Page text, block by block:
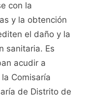
con la
y la obtención
el daño y la
sanitaria. Es
acudir a
Comisaría
de Distrito de